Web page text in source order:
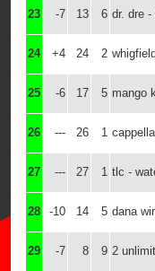
23 -7 13 6 dr. dre
24 +4 24 2
25 -6 17 5 mango
26 --- 26 1
27 --- 27 1 tlc -
28 -10 14 5 dana
29 -7 8 9 2